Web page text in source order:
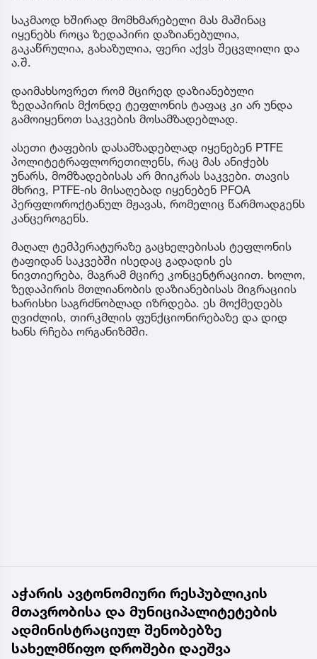
საკმაოდ ხშირად მომხმარებელი მას მაშინაც
იყენებს როცა ზედაპირი დაზიანებულია,
გაკაწრულია, გახაზულია, ფერი აქვს შეცვლილი და
ა.შ.
დაიმახსოვრეთ რომ მცირედ დაზიანებული
ზედაპირის მქონდე ტეფლონის ტაფაც კი არ უნდა
გამოიყენოთ საკვების მოსამზადებლად.
ასეთი ტაფების დასამზადებლად იყენებენ PTFE
პოლიტეტრაფლორეთილენს, რაც მას ანიჭებს
უნარს, მომზადებისას არ მიიკრას საკვები. თავის
მხრივ, PTFE-ის მისაღებად იყენებენ PFOA
პერფლოროქტანულ მჟავას, რომელიც წარმოადგენს
კანცეროგენს.
მაღალ ტემპერატურაზე გაცხელებისას ტეფლონის
ტაფიდან საკვებში ისედაც გადადის ეს
ნივთიერება, მაგრამ მცირე კონცენტრაციით. ხოლო,
ზედაპირის მთლიანობის დაზიანებისას მიგრაციის
ხარისხი საგრძნობლად იზრდება. ეს მოქმედებს
ღვიძლის, თირკმლის ფუნქციონირებაზე და დიდ
ხანს რჩება ორგანიზმში.
აჭარის ავტონომიური რესპუბლიკის
მთავრობისა და მუნიციპალიტეტების
ადმინისტრაციულ შენობებზე
სახელმწიფო დროშები დაეშვა